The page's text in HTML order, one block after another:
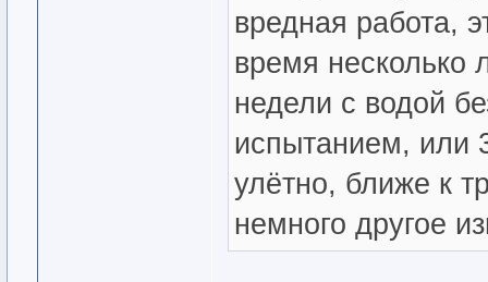
вредная работа,
время несколько
недели с водой
испытанием, или
улётно, ближе к
немного другое